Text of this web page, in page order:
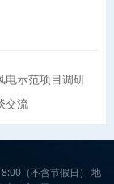
电示范项目调研
交流
（不含节假日） 地